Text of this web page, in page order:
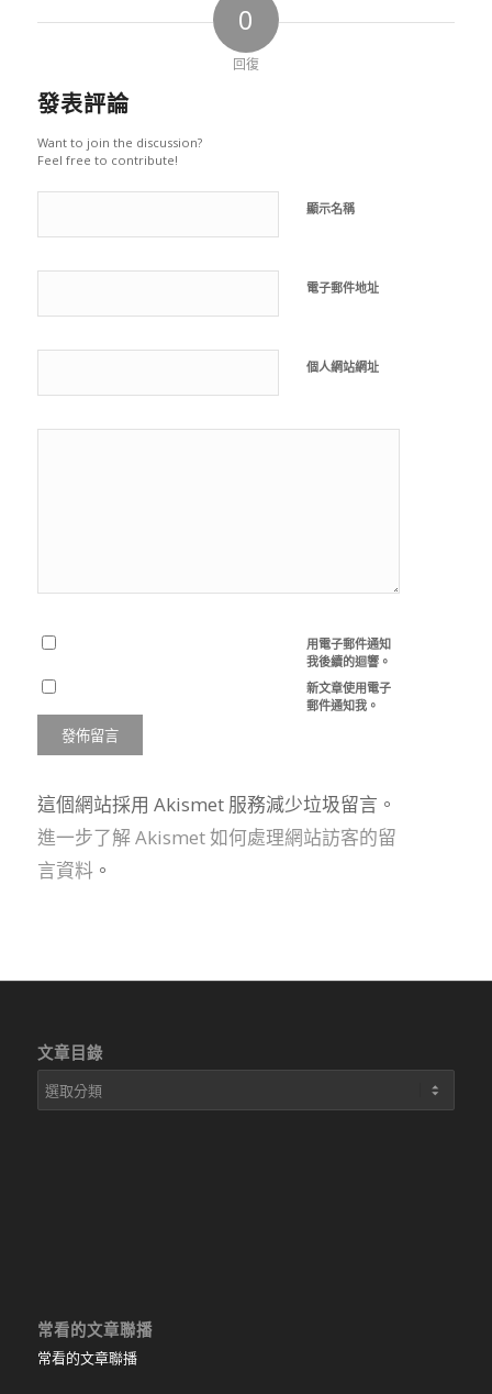
0
回復
發表評論
Want to join the discussion?
Feel free to contribute!
顯示名稱
電子郵件地址
個人網站網址
用電子郵件通知
我後續的迴響。
新文章使用電子
郵件通知我。
這個網站採用 Akismet 服務減少垃圾留言。
進一步了解 Akismet 如何處理網站訪客的留
言資料。
文章目錄
文
章
常看的文章聯播
常看的文章聯播